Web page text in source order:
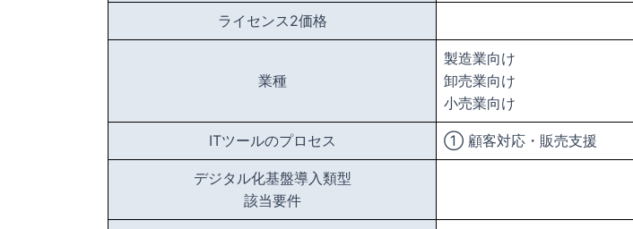
ライセンス2価格
業種
製造業向け
卸売業向け
小売業向け
ITツールのプロセス ① 顧客対応・販売支援
デジタル化基盤導入類型
該当要件